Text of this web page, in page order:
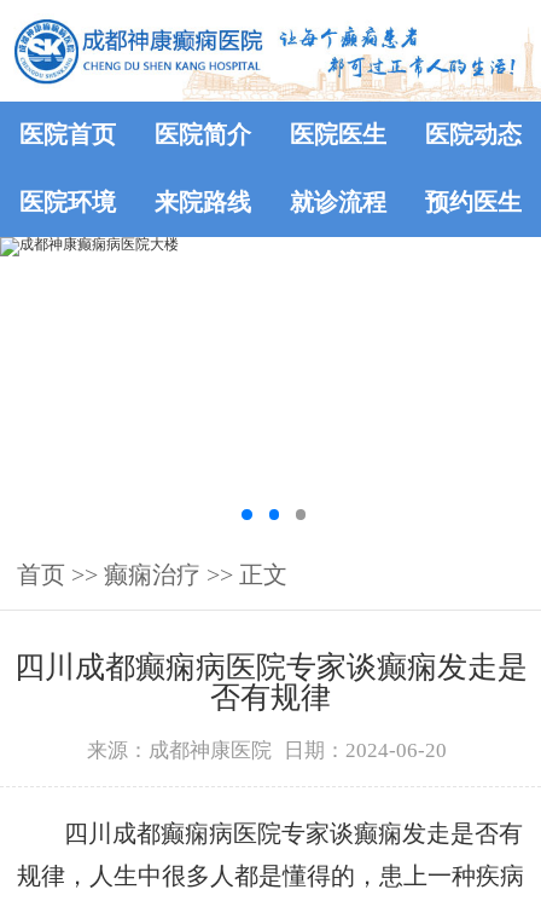
医院首页 医院简介 医院医生 医院动态
医院环境 来院路线 就诊流程 预约医生
首页 >> 癫痫治疗 >> 正文
四川成都癫痫病医院专家谈癫痫发走是
否有规律
来源：成都神康医院 日期：2024-06-20
四川成都癫痫病医院专家谈癫痫发走是否有
规律，人生中很多人都是懂得的，患上一种疾病